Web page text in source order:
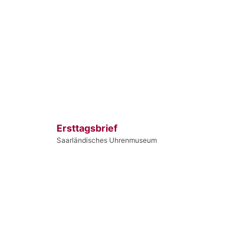
Ersttagsbrief
Saarländisches Uhrenmuseum